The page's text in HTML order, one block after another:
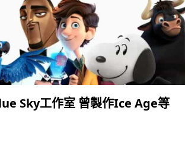
Sky工作室 曾製作Ice Age等